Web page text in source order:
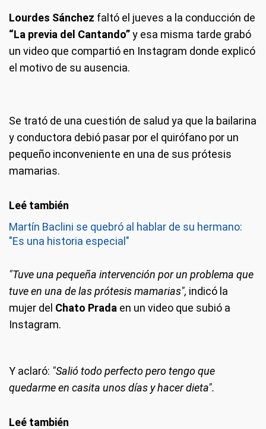
Lourdes Sánchez faltó el jueves a la conducción de
“La previa del Cantando”y esa misma tarde grabó
un video que compartió en Instagram donde explicó
el motivo de su ausencia.
Se trató de una cuestión de salud ya que la bailarina
y conductora debió pasar por el quirófano por un
pequeño inconveniente en una de sus prótesis
mamarias.
Martín Baclini se quebró al hablar de su hermano:
"Es una historia especial"
"Tuve una pequeña intervención por un problema que
tuve en una de las prótesis mamarias", indicó la
mujer del Chato Prada en un video que subió a
Instagram.
Y aclaró: "Salió todo perfecto pero tengo que
quedarme en casita unos días y hacer dieta".